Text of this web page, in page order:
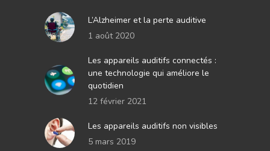
L’Alzheimer et la perte auditive
1 août 2020
Les appareils auditifs connectés :
une technologie qui améliore le
quotidien
12 février 2021
Les appareils auditifs non visibles
5 mars 2019